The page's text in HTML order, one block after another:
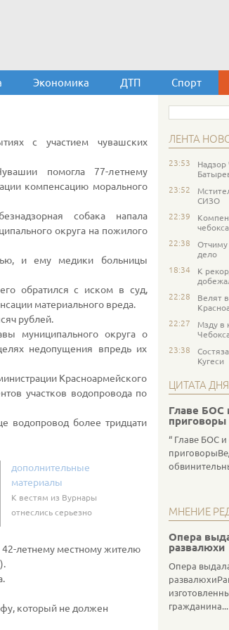
Экономика ДТП Спорт
с участием чувашских
помогла 77-летнему
компенсацию морального
собака напала
округа на пожилого
и ему медики больницы
обратился с иском в суд,
материального вреда.
рублей.
муниципального округа о
недопущения впредь их
Красноармейского
участков водопровода по
водопровод более тридцати
дополнительные
материалы
К вестям из Вурнары
отнеслись серьезно
летнему местному жителю
который не должен
ЛЕНТА
23:53
Надзор
23:52
СИЗО
22:39
22:38
Отчиму
дело
18:34
К
22:28
Велят
22:27
Мзду в
23:38
Кугеси
ЦИТАТА ДНЯ
Главе БОС
приговоры
Главе БОС и
МНЕНИЕ
Опера
развалюхи
Опера
гражданина...